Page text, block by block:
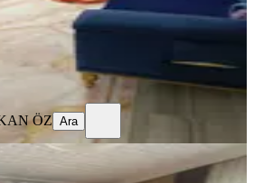
₺
ÖZ Ara
Emlak'tan Anıt Mah. Satılık 1.